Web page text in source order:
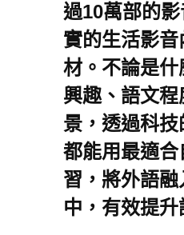
過10萬部的
實的生活影
材。不論是
興趣、語文
景，透過科
都能用最適
習，將外語
中，有效提升